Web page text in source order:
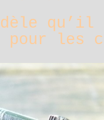
qu’il
les